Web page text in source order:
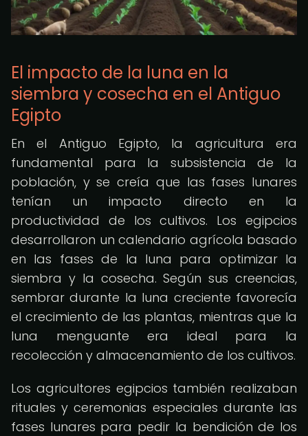
El impacto de la luna en la
siembra y cosecha en el Antiguo
Egipto
En el Antiguo Egipto, la agricultura era
fundamental para la subsistencia de la
población, y se creía que las fases lunares
tenían un impacto directo en la
productividad de los cultivos. Los egipcios
desarrollaron un calendario agrícola basado
en las fases de la luna para optimizar la
siembra y la cosecha. Según sus creencias,
sembrar durante la luna creciente favorecía
el crecimiento de las plantas, mientras que la
luna menguante era ideal para la
recolección y almacenamiento de los cultivos.
Los agricultores egipcios también realizaban
rituales y ceremonias especiales durante las
fases lunares para pedir la bendición de los